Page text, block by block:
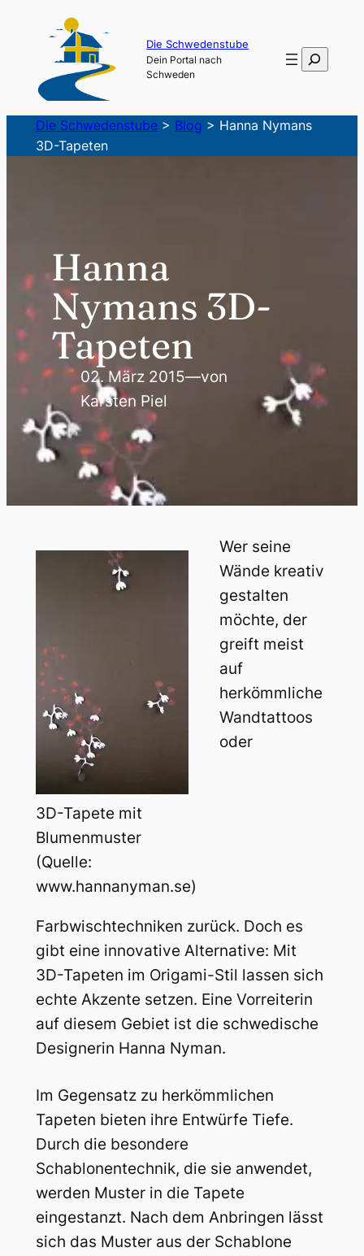
springen
Die Schwedenstube
Dein Portal nach
Schweden
Suchen
Die Schwedenstube> Blog > Hanna Nymans
3D-Tapeten
Hanna
Nymans 3D-
Tapeten
02. März 2015—von
Karsten Piel
3D-Tapete mit
Blumenmuster
(Quelle:
www.hannanyman.se)
Wer seine
Wände kreativ
gestalten
möchte, der
greift meist
auf
herkömmliche
Wandtattoos
oder
Farbwischtechniken zurück. Doch es
gibt eine innovative Alternative: Mit
3D-Tapeten im Origami-Stil lassen sich
echte Akzente setzen. Eine Vorreiterin
auf diesem Gebiet ist die schwedische
Designerin Hanna Nyman.
Im Gegensatz zu herkömmlichen
Tapeten bieten ihre Entwürfe Tiefe.
Durch die besondere
Schablonentechnik, die sie anwendet,
werden Muster in die Tapete
eingestanzt. Nach dem Anbringen lässt
sich das Muster aus der Schablone